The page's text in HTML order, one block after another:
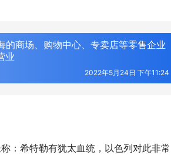
的商场、购物中心、专卖店等零售企业
业
2022年5月24日 下午11:24
勒有犹太血统，以色列对此非常愤怒，并召见俄大使并要求其道歉